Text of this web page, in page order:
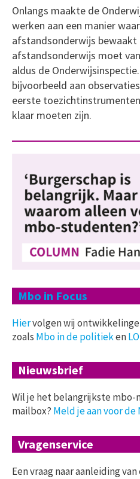
Onlangs maakte de
werken aan een manier
afstandsonderwijs bewaakt
afstandsonderwijs moet
aldus de
bijvoorbeeld aan
eerste
klaar moeten zijn.
Mbo in Focus
Hiervolgen wij
zoals Mbo in de politieken
Nieuwsbrief
Wil je het belangrijkste mbo-
mailbox? Meld je aan voor
Vragenservice
Een vraag naar aanleiding